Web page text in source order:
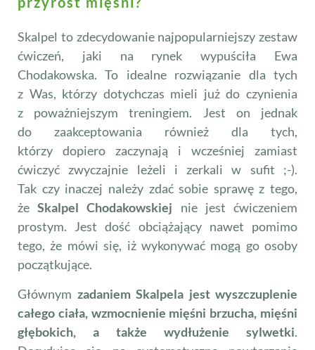
Skalpel to zdecydowanie najpopularniejszy zestaw
ćwiczeń, jaki na rynek wypuściła Ewa
Chodakowska. To idealne rozwiązanie dla tych
z Was, którzy dotychczas mieli już do czynienia
z poważniejszym treningiem. Jest on jednak
do zaakceptowania również dla tych,
którzy dopiero zaczynają i wcześniej zamiast
ćwiczyć zwyczajnie leżeli i zerkali w sufit ;-).
Tak czy inaczej należy zdać sobie sprawę z tego,
żeSkalpel Chodakowskiej nie jest ćwiczeniem
prostym. Jest dość obciążający nawet pomimo
tego, że mówi się, iż wykonywać mogą go osoby
początkujące.
Głównym zadaniem Skalpela jest wyszczuplenie
całego ciała, wzmocnienie mięśni brzucha, mięśni
głębokich, a także wydłużenie sylwetki.